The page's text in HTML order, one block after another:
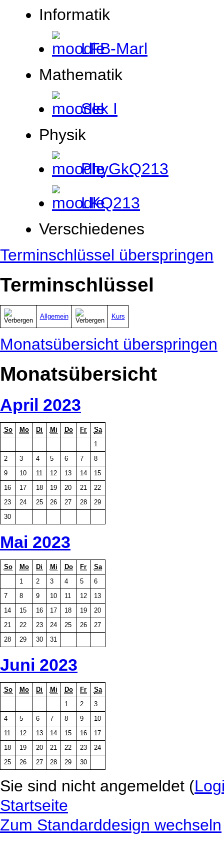
Informatik
LFB-Marl
Mathematik
Sek I
Physik
PhyGkQ213
LKQ213
Verschiedenes
Terminschlüssel überspringen
Terminschlüssel
Allgemein Kurs
Monatsübersicht überspringen
Monatsübersicht
April 2023
So Mo Di Mi Do Fr
Sa
1
2
3 4 5 6 7
8
9
10 11 12 13 14
15
16
17 18 19 20 21
22
23
24 25 26 27 28
29
30
Mai 2023
So Mo Di Mi Do Fr
Sa
1
2 3 4 5
6
7
8 9 10 11 12
13
14
15 16 17 18 19
20
21
22 23 24 25 26
27
28
29 30 31
Juni 2023
So Mo Di Mi Do Fr
Sa
1
2
3
4
5 6 7 8 9
10
11
12 13 14 15 16
17
18
19 20 21 22 23
24
25
26 27 28 29 30
Sie sind nicht angemeldet (
Startseite
Zum Standarddesign wechseln